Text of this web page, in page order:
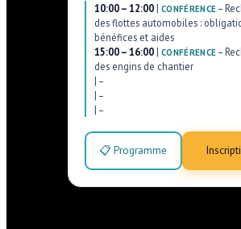
10:00 – 12:00 | CONFÉRENCE –
des flottes automobiles :
bénéfices et aides
15:00 – 16:00 | CONFÉRENCE –
des engins de chantier
| –
| –
| –
📋 Programme